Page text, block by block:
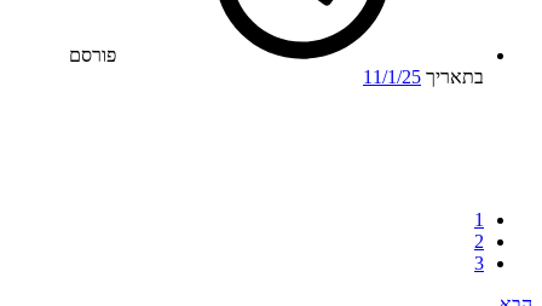
פורסם
בתאריך 11/1/25
1
2
3